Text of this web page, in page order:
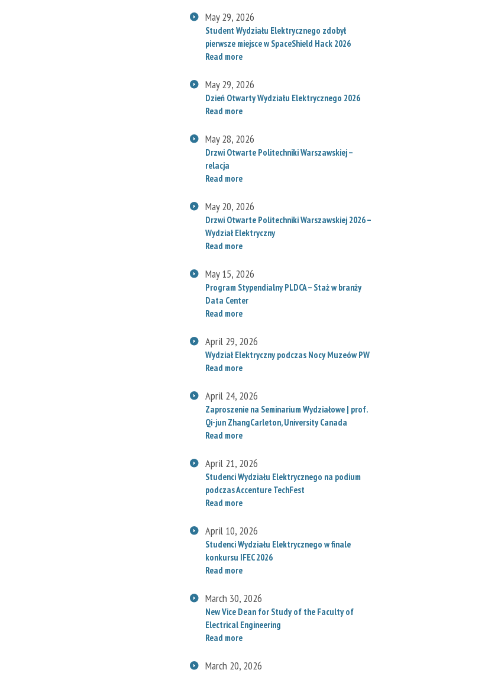
May 29, 2026
Student Wydziału Elektrycznego zdobył
pierwsze miejsce w SpaceShield Hack 2026
Read more
May 29, 2026
Dzień Otwarty Wydziału Elektrycznego 2026
Read more
May 28, 2026
Drzwi Otwarte Politechniki Warszawskiej –
relacja
Read more
May 20, 2026
Drzwi Otwarte Politechniki Warszawskiej 2026 –
Wydział Elektryczny
Read more
May 15, 2026
Program Stypendialny PLDCA – Staż w branży
Data Center
Read more
April 29, 2026
Wydział Elektryczny podczas Nocy Muzeów PW
Read more
April 24, 2026
Zaproszenie na Seminarium Wydziałowe | prof.
Qi-jun ZhangCarleton, University Canada
Read more
April 21, 2026
Studenci Wydziału Elektrycznego na podium
podczas Accenture TechFest
Read more
April 10, 2026
Studenci Wydziału Elektrycznego w finale
konkursu IFEC 2026
Read more
March 30, 2026
New Vice Dean for Study of the Faculty of
Electrical Engineering
Read more
March 20, 2026